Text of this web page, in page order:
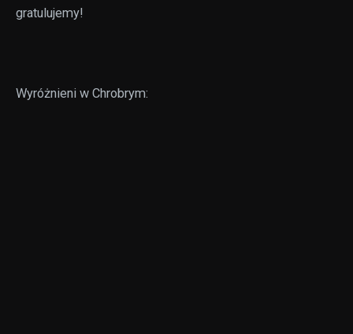
gratulujemy!
Wyróżnieni w Chrobrym: